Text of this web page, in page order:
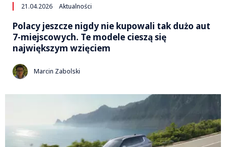
21.04.2026 Aktualności
Polacy jeszcze nigdy nie kupowali tak dużo aut
7-miejscowych. Te modele cieszą się
największym wzięciem
Marcin Zabolski